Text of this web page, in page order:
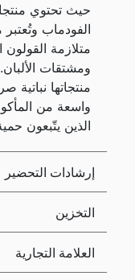
حيث تحتوي
الفودماب
متلازمة
ومشتقات
منتجاتها نباتية
واسعة من
الذين يتّبعون
إرشادات التحضير
التخزين
العلامة التجارية